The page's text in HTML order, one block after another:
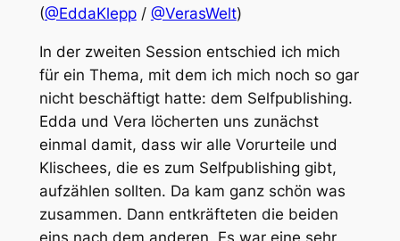
(@EddaKlepp/ @VerasWelt)
In der zweiten Session entschied ich mich
für ein Thema, mit dem ich mich noch so gar
nicht beschäftigt hatte: dem Selfpublishing.
Edda und Vera löcherten uns zunächst
einmal damit, dass wir alle Vorurteile und
Klischees, die es zum Selfpublishing gibt,
aufzählen sollten. Da kam ganz schön was
zusammen. Dann entkräfteten die beiden
eins nach dem anderen. Es war eine sehr